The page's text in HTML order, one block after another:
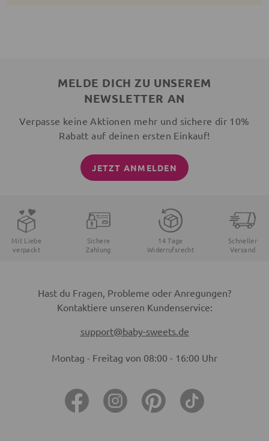
MELDE DICH ZU UNSEREM
NEWSLETTER AN
Verpasse keine Aktionen mehr und sichere dir 10%
Rabatt auf deinen ersten Einkauf!
JETZT ANMELDEN
Mit Liebe
verpackt
Sichere
Zahlung
14 Tage
Widerrufsrecht
Schneller
Versand
Hast du Fragen, Probleme oder Anregungen?
Kontaktiere unseren Kundenservice:
support@baby-sweets.de
Montag - Freitag von 08:00 - 16:00 Uhr